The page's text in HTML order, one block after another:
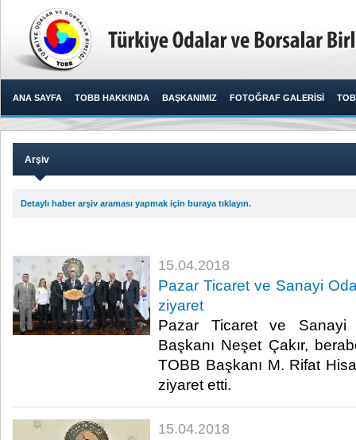
ANA SAYFA TOBB HAKKINDA BAŞKANIMIZ FOTOĞRAF GALERİSİ
Arşiv
Detaylı haber arşiv araması yapmak için buraya tıklayın.
15.04.2018
Pazar Ticaret ve Sanayi
ziyaret
Pazar Ticaret ve Sanayi
Başkanı Neşet Çakır,
TOBB Başkanı M. Rifat
ziyaret etti.​
15.04.2018